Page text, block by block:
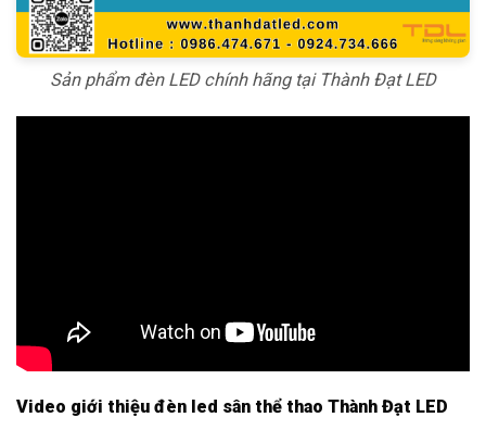
Sản phẩm đèn LED chính hãng tại Thành Đạt LED
Video giới thiệu đèn led sân thể thao Thành Đạt LED